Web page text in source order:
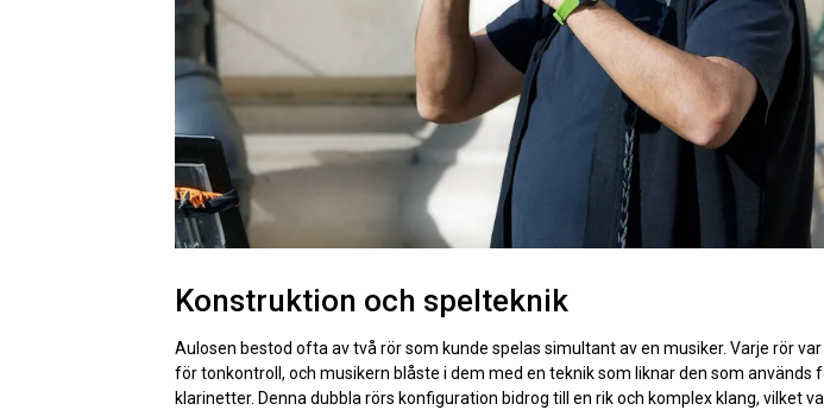
Konstruktion och spelteknik
Aulosen bestod ofta av två rör som kunde spelas simultant av en musiker. Varje rör
för tonkontroll, och musikern blåste i dem med en teknik som liknar den som används
klarinetter. Denna dubbla rörs konfiguration bidrog till en rik och komplex klang, vilket